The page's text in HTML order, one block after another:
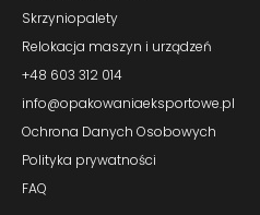
Skrzyniopalety
Relokacja maszyn i urządzeń
+48 603 312 014
info@opakowaniaeksportowe.pl
Ochrona Danych Osobowych
Polityka prywatności
FAQ